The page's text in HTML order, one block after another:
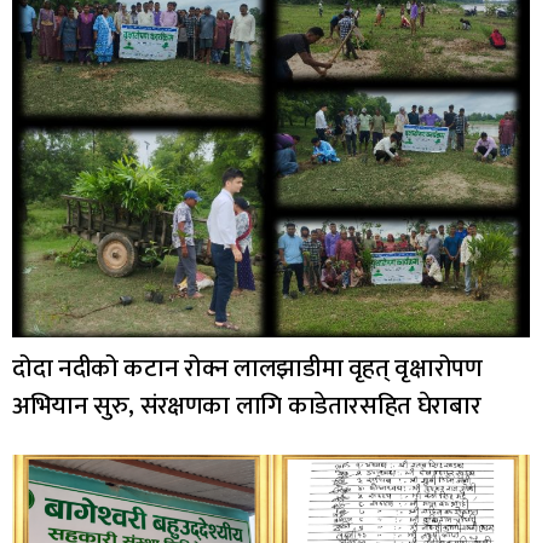
दोदा नदीको कटान रोक्न लालझाडीमा वृहत् वृक्षारोपण
अभियान सुरु, संरक्षणका लागि काडेतारसहित घेराबार